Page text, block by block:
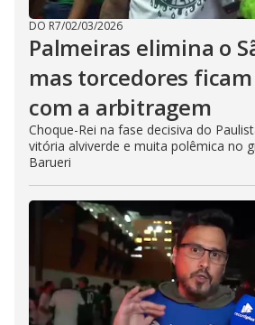
DO R7/02/03/2026
Palmeiras elimina o
mas torcedores
com a arbitragem
Choque-Rei na fase decisiva do
vitória alviverde e muita polêmica no
Barueri